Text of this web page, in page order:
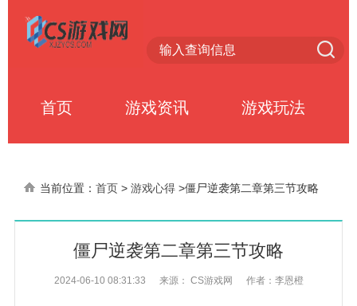
首页 游戏资讯 游戏玩法
当前位置： 首页 > 游戏心得 >僵尸逆袭第二章第三节攻略
僵尸逆袭第二章第三节攻略
2024-06-10 08:31:33 来源： CS游戏网 作者：李恩橙